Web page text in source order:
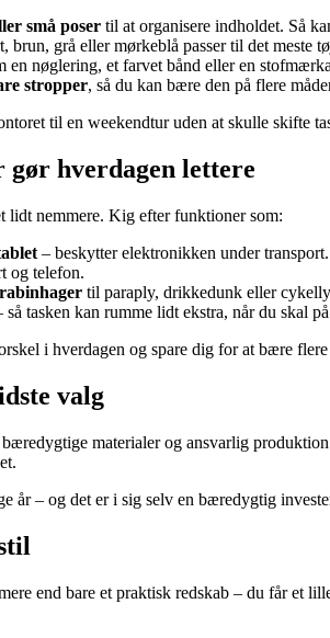
små poser til at organisere indholdet. Så
brun, grå eller mørkeblå passer til det meste
en nøglering, et farvet bånd eller en
stropper, så du kan bære den på flere
til en weekendtur uden at skulle skifte
hverdagen lettere
lidt nemmere. Kig efter funktioner som:
– beskytter elektronikken under transport.
og telefon.
til paraply, drikkedunk eller
så tasken kan rumme lidt ekstra, når du skal
i hverdagen og spare dig for at bære flere
valg
materialer og ansvarlig
år – og det er i sig selv en bæredygtig
end bare et praktisk redskab – du får et